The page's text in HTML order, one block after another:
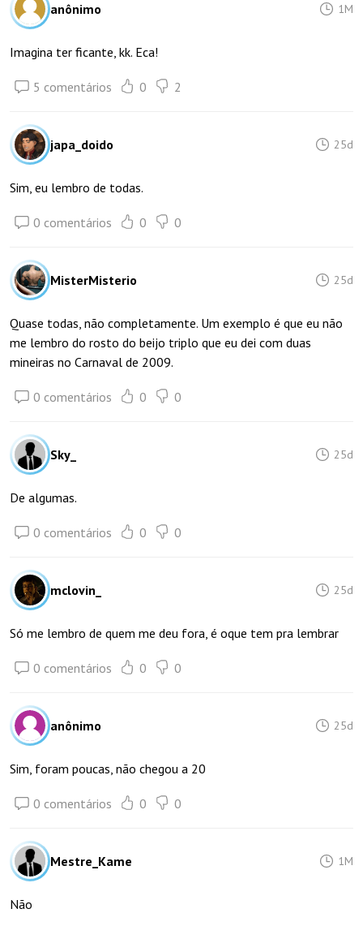
anônimo 1M
Imagina ter ficante, kk. Eca!
5 comentários 0 2
japa_doido 25d
Sim, eu lembro de todas.
0 comentários 0 0
MisterMisterio 25d
Quase todas, não completamente. Um exemplo é que eu não
me lembro do rosto do beijo triplo que eu dei com duas
mineiras no Carnaval de 2009.
0 comentários 0 0
Sky_ 25d
De algumas.
0 comentários 0 0
mclovin_ 25d
Só me lembro de quem me deu fora, é oque tem pra lembrar
0 comentários 0 0
anônimo 25d
Sim, foram poucas, não chegou a 20
0 comentários 0 0
Mestre_Kame 1M
Não